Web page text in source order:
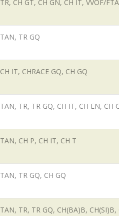
TR, CH GT, CH GN, CH IT, VVOF/FTA
TAN, TR GQ
CH IT, CHRACE GQ, CH GQ
TAN, TR, TR GQ, CH IT, CH EN, CH
TAN, CH P, CH IT, CH T
TAN, TR GQ, CH GQ
TAN, TR, TR GQ, CH(BA)B, CH(SI)B,